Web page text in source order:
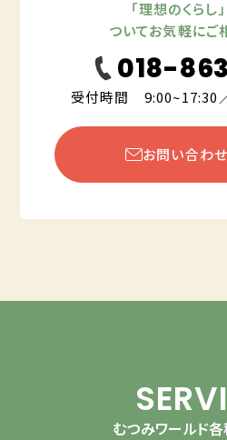
「理想のくらし
ついてお気軽にご
018-
受付時間 9:00~17:30
お問い合わ
むつみワールド